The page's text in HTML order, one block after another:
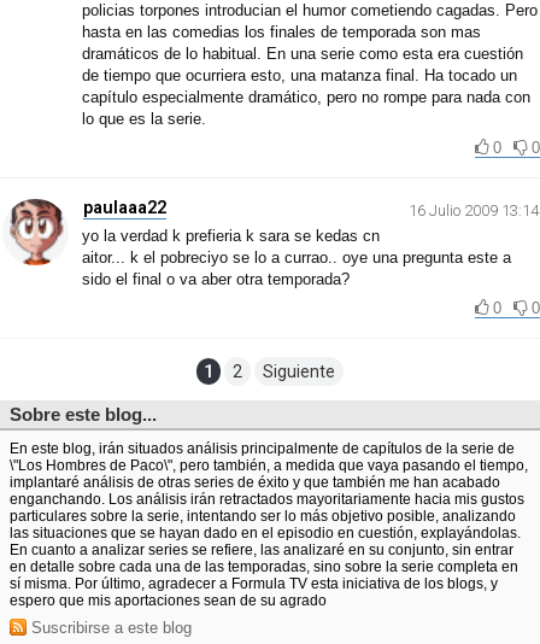
policias torpones introducian el humor cometiendo cagadas. Pero
hasta en las comedias los finales de temporada son mas
dramáticos de lo habitual. En una serie como esta era cuestión
de tiempo que ocurriera esto, una matanza final. Ha tocado un
capítulo especialmente dramático, pero no rompe para nada con
lo que es la serie.
0
0
paulaaa22
16 Julio 2009 13:14
yo la verdad k prefieria k sara se kedas cn
aitor... k el pobreciyo se lo a currao.. oye una pregunta este a
sido el final o va aber otra temporada?
0
0
1 2 Siguiente
Sobre este blog...
En este blog, irán situados análisis principalmente de capítulos de la serie de
\"Los Hombres de Paco\", pero también, a medida que vaya pasando el tiempo,
implantaré análisis de otras series de éxito y que también me han acabado
enganchando. Los análisis irán retractados mayoritariamente hacia mis gustos
particulares sobre la serie, intentando ser lo más objetivo posible, analizando
las situaciones que se hayan dado en el episodio en cuestión, explayándolas.
En cuanto a analizar series se refiere, las analizaré en su conjunto, sin entrar
en detalle sobre cada una de las temporadas, sino sobre la serie completa en
sí misma. Por último, agradecer a Formula TV esta iniciativa de los blogs, y
espero que mis aportaciones sean de su agrado
Suscribirse a este blog